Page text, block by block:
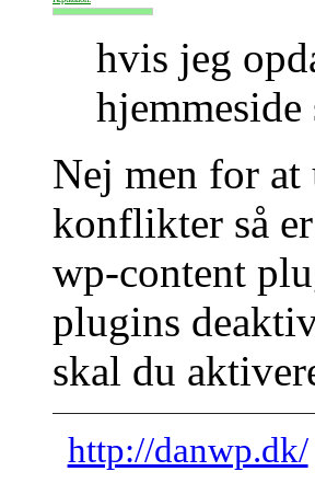
hvis jeg
hjemmeside
Nej men for at
konflikter så
wp-content
plugins
skal du
http://danwp.dk/